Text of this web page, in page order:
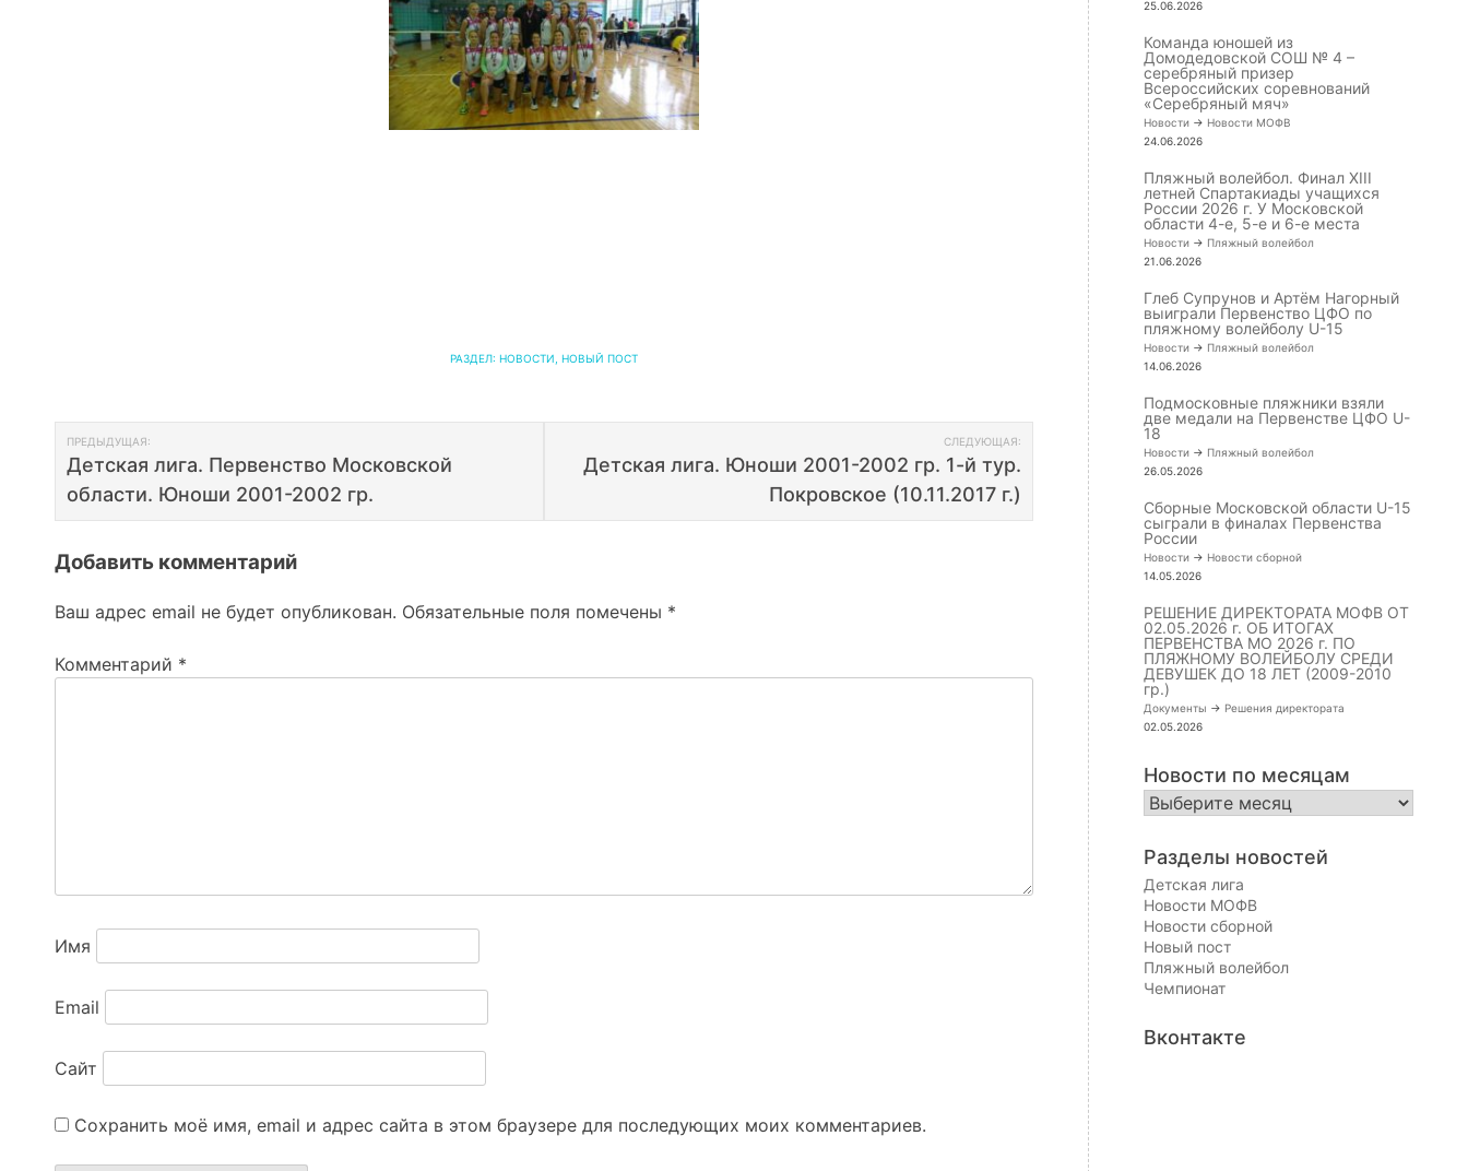
РАЗДЕЛ: НОВОСТИ НОВЫЙ ПОСТ
Навигация
по
записям
ПРЕДЫДУЩАЯ:
Детская лига. Первенство Московской
области. Юноши 2001-2002 гр.
СЛЕДУЮЩАЯ:
Детская лига. Юноши 2001-2002 гр. 1-й тур.
Покровское (10.11.2017 г.)
Добавить комментарий
Ваш адрес email не будет опубликован. Обязательные поля помечены *
Комментарий *
Имя
Email
Сайт
Сохранить моё имя, email и адрес сайта в этом браузере для последующих моих комментариев.
25.06.2026
Команда юношей из
Домодедовской СОШ № 4 –
серебряный призер
Всероссийских соревнований
«Серебряный мяч»
Новости-> Новости МОФВ
24.06.2026
Пляжный волейбол. Финал XIII
летней Спартакиады учащихся
России 2026 г. У Московской
области 4-е, 5-е и 6-е места
Новости-> Пляжный волейбол
21.06.2026
Глеб Супрунов и Артём Нагорный
выиграли Первенство ЦФО по
пляжному волейболу U-15
Новости-> Пляжный волейбол
14.06.2026
Подмосковные пляжники взяли
две медали на Первенстве ЦФО U-
18
Новости-> Пляжный волейбол
26.05.2026
Сборные Московской области U-15
сыграли в финалах Первенства
России
Новости-> Новости сборной
14.05.2026
РЕШЕНИЕ ДИРЕКТОРАТА МОФВ ОТ
02.05.2026 г. ОБ ИТОГАХ
ПЕРВЕНСТВА МО 2026 г. ПО
ПЛЯЖНОМУ ВОЛЕЙБОЛУ СРЕДИ
ДЕВУШЕК ДО 18 ЛЕТ (2009-2010
гр.)
Документы -> Решения директората
02.05.2026
Новости по месяцам
Новости
месяцам
Разделы новостей
Детская лига
Новости МОФВ
Новости сборной
Новый пост
Пляжный волейбол
Чемпионат
Вконтакте